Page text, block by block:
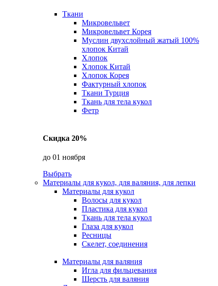
Ткани
Микровельвет
Микровельвет Корея
Муслин двухслойный жатый 100%
хлопок Китай
Хлопок
Хлопок Китай
Хлопок Корея
Фактурный хлопок
Ткани Турция
Ткань для тела кукол
Фетр
Скидка 20%
до 01 ноября
Выбрать
Материалы для кукол, для валяния, для лепки
Материалы для кукол
Волосы для кукол
Пластика для кукол
Ткань для тела кукол
Глаза для кукол
Ресницы
Скелет, соединения
Материалы для валяния
Игла для фильцевания
Шерсть для валяния